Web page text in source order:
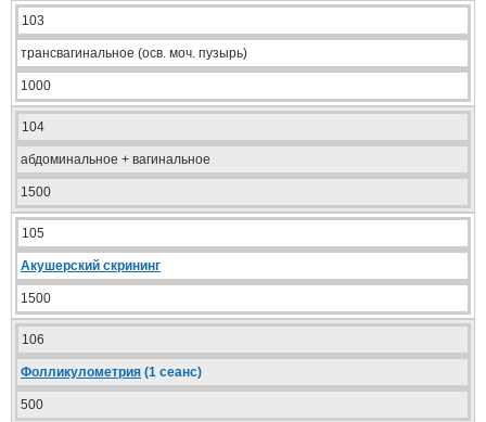
103
трансвагинальное (осв. моч. пузырь)
1000
104
абдоминальное + вагинальное
1500
105
Акушерский скрининг
1500
106
Фолликулометрия (1 сеанс)
500